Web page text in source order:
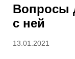
Вопросы
с ней
Опубликовано
13.01.2021